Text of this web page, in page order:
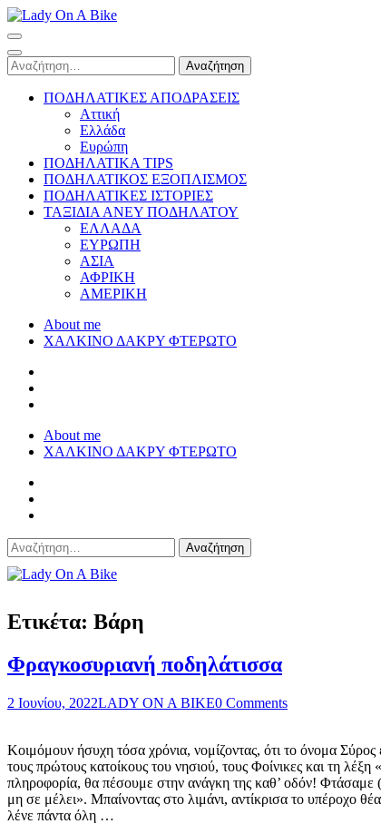
Skip
to
content
(Press
Enter)
Αναζήτηση
για:
ΠΟΔΗΛΑΤΙΚΕΣ ΑΠΟΔΡΑΣΕΙΣ
Αττική
Ελλάδα
Ευρώπη
ΠΟΔΗΛΑΤΙΚΑ TIPS
ΠΟΔΗΛΑΤΙΚΟΣ ΕΞΟΠΛΙΣΜΟΣ
ΠΟΔΗΛΑΤΙΚΕΣ ΙΣΤΟΡΙΕΣ
ΤΑΞΙΔΙΑ ΑΝΕΥ ΠΟΔΗΛΑΤΟΥ
ΕΛΛΑΔΑ
ΕΥΡΩΠΗ
ΑΣΙΑ
ΑΦΡΙΚΗ
ΑΜΕΡΙΚΗ
About me
ΧΑΛΚΙΝΟ ΔΑΚΡΥ ΦΤΕΡΩΤΟ
About me
ΧΑΛΚΙΝΟ ΔΑΚΡΥ ΦΤΕΡΩΤΟ
Αναζήτηση
για:
Ετικέτα: Βάρη
Φραγκοσυριανή ποδηλάτισσα
2 Ιουνίου, 2022LADY ON A BIKE0 Comments
Κοιμόμουν ήσυχη τόσα χρόνια, νομίζοντας, ότι το όνομα
τους πρώτους κατοίκους του νησιού, τους Φοίνικες και τη
πληροφορία, θα πέσουμε στην ανάγκη της καθ’ οδόν!
μη σε μέλει». Μπαίνοντας στο λιμάνι, αντίκρισα το υπέροχο
λένε πάντα όλη …